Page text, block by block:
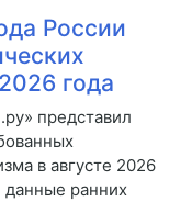
России
года
представил
в августе 2026
данные ранних